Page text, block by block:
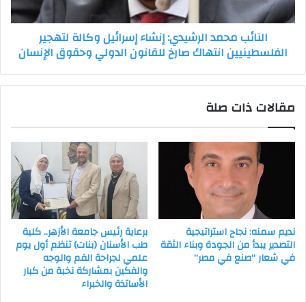
الفلسطينيين
انتهاك
للقانون
النائب محمد الرشيدي: إنشاء إسرائيل وكالة لتهجير
الفلسطينيين انتهاك صارخ للقانون الدولي وحقوق الإنسان
مقالات ذات صلة
نديم سمنه: نجاح استراتيجية
التصدير يبدأ من الجودة وبناء الثقة
في شعار “صنع في مصر”
برعاية رئيس جامعة الأزهر.. كلية
طب الأسنان (بنات) تنظم أول يوم
علمي لجراحة الفم والوجه
والفكين بمشاركة نخبة من كبار
الأساتذة والخبراء